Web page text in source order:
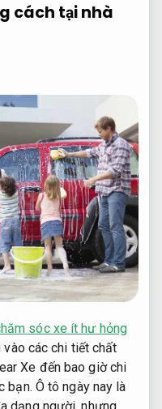
cách tại nhà
sóc xe ít hư hỏng
các chi tiết chất
Xe đến bao giờ chi
bạn. Ô tô ngày nay là